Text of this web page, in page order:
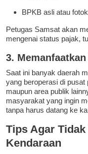
BPKB asli atau
Petugas Samsat akan
mengenai status pajak,
3.
Saat ini banyak daerah
yang beroperasi di
maupun area publik
masyarakat yang ingin
tanpa harus datang ke
Tips Agar
Kendaraan